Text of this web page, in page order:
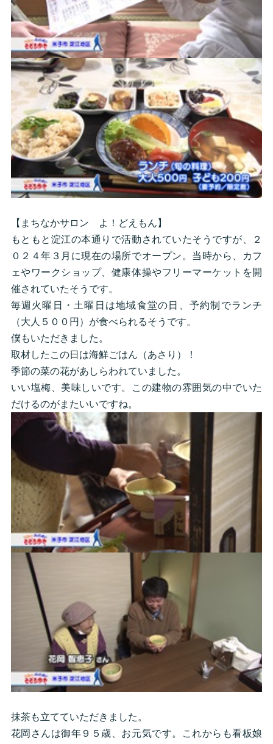
【まちなかサロン よ！どえもん】
もともと淀江の本通りで活動されていたそうですが、２
０２４年３月に現在の場所でオープン。当時から、カフ
ェやワークショップ、健康体操やフリーマーケットを開
催されていたそうです。
毎週火曜日・土曜日は地域食堂の日、予約制でランチ
（大人５００円）が食べられるそうです。
僕もいただきました。
取材したこの日は海鮮ごはん（あさり）！
季節の菜の花があしらわれていました。
いい塩梅、美味しいです。この建物の雰囲気の中でいた
だけるのがまたいいですね。
抹茶も立てていただきました。
花岡さんは御年９５歳、お元気です。これからも看板娘